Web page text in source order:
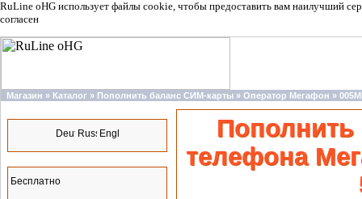
RuLine oHG использует файлы cookie, чтобы предоставить вам наилучший
согласен
Магазин » Каталог » Пополнить баланс СИМ-карты » Оператор Мегафон »
Бесплатно
Пополнить
телефона